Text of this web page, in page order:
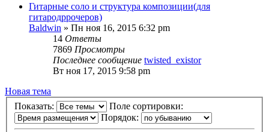
Гитарные соло и структура композиции(для
гитародррочеров)
Baldwin » Пн ноя 16, 2015 6:32 pm
14 Ответы
7869 Просмотры
Последнее сообщение twisted_existor
Вт ноя 17, 2015 9:58 pm
Новая тема
Показать:
Поле сортировки:
Порядок: